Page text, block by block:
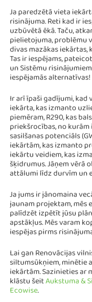
Ja paredzētā vieta
risinājuma. Reti kad ir
uzbūvētā ēkā. Taču,
pielietojuma, problēmu
divas mazākas
Tas ir iespējams,
un Sistēmu
iespējamās alternatīvas!
Ir arī īpaši gadījumi,
iekārta, kas izmanto
piemēram, R290, kas
priekšrocības, no
sasilšanas potenciāls
iekārtām, kas izmanto
iekārtu veidiem, kas
šķidrumus. Jāņem vērā
attālumi līdz durvīm un
Ja jums ir jānomaina
jaunam projektam, mēs
palīdzēt izpētīt jūsu
apstākļus. Mēs varam
iespējas pirms
Lai gan Renovācijas
siltumsūkņiem, minētie
iekārtām. Sazinieties
klāstu šeitAukstuma &
Ecowise.